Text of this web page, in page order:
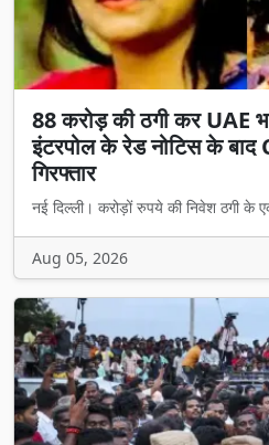
88 करोड़ की ठगी कर UAE
इंटरपोल के रेड नोटिस के बाद
गिरफ्तार
नई दिल्ली। करोड़ों रुपये की निवेश ठगी के
Aug 05, 2026